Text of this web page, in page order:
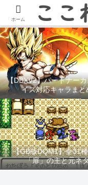
【DBXV2】パートナー
イズ対応キャラまと
【GB版DQM1】全31
「扉」の主と元ネ
ホーム